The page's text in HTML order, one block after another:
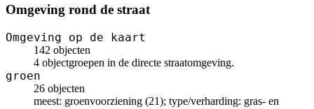
Omgeving rond de straat
Omgeving op de kaart
142 objecten
4 objectgroepen in de directe straatomgeving.
groen
26 objecten
meest: groenvoorziening (21); type/verharding: gras- en